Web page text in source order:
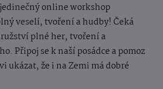
online workshop
veselí, tvoření a hudby! Čeká
plné her, tvoření a
Připoj se k naší posádce a pomoz
ukázat, že i na Zemi má dobré